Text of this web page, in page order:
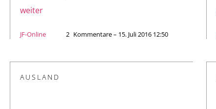
weiter
JF-Online 2 Kommentare – 15. Juli 2016 12:50
AUSLAND